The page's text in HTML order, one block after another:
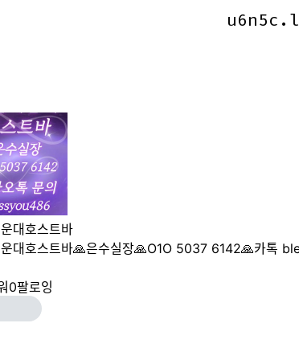
대호스트바
대호스트바🙏은수실장🙏O1O 5037 6142🙏카톡
0팔로잉